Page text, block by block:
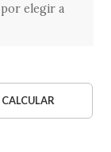
por elegir a
CALCULAR